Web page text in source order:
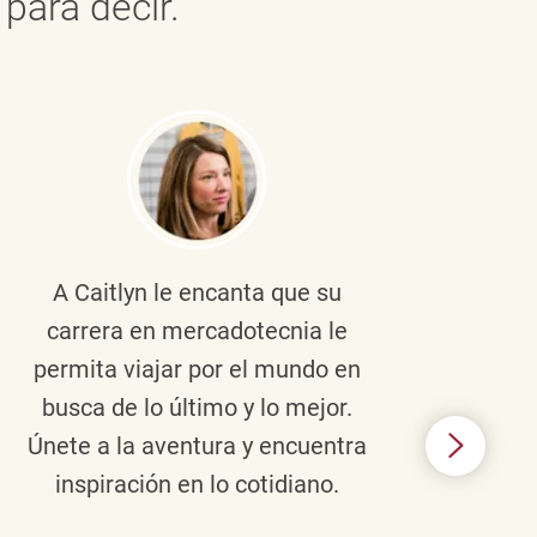
A Caitlyn le encanta que su
carrera en mercadotecnia le
permita viajar por el mundo en
busca de lo último y lo mejor.
Únete a la aventura y encuentra
inspiración en lo cotidiano.